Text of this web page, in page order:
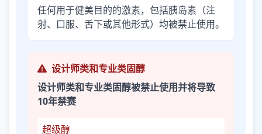
任何用于健美目的的激素，包括胰岛素（注
射、口服、舌下或其他形式）均被禁止使用。
设计师类和专业类固醇
设计师类和专业类固醇被禁止使用并将导致
10年禁赛
超级醇